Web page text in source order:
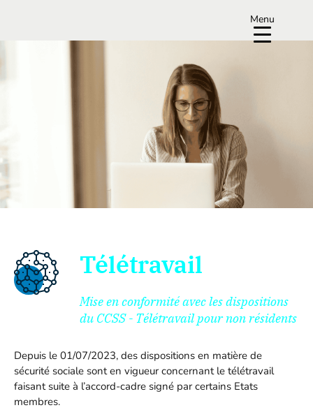
Menu
Télétravail
Mise en conformité avec les dispositions
du CCSS - Télétravail pour non résidents
Depuis le 01/07/2023, des dispositions en matière de
sécurité sociale sont en vigueur concernant le télétravail
faisant suite à l’accord-cadre signé par certains Etats
membres.